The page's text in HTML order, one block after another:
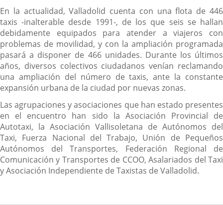
En la actualidad, Valladolid cuenta con una flota de 446
taxis -inalterable desde 1991-, de los que seis se hallan
debidamente equipados para atender a viajeros con
problemas de movilidad, y con la ampliación programada
pasará a disponer de 466 unidades. Durante los últimos
años, diversos colectivos ciudadanos venían reclamando
una ampliación del número de taxis, ante la constante
expansión urbana de la ciudad por nuevas zonas.
Las agrupaciones y asociaciones que han estado presentes
en el encuentro han sido la Asociación Provincial de
Autotaxi, la Asociación Vallisoletana de Autónomos del
Taxi, Fuerza Nacional del Trabajo, Unión de Pequeños
Autónomos del Transportes, Federación Regional de
Comunicación y Transportes de CCOO, Asalariados del Taxi
y Asociación Independiente de Taxistas de Valladolid.